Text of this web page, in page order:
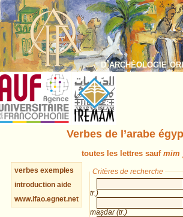
d’archéologie
Verbes de l’arabe
toutes les lettres sauf
verbes exemples
introduction aide
www.ifao.egnet.net
Critères de recherche
tr.)
maṣdar (tr.)